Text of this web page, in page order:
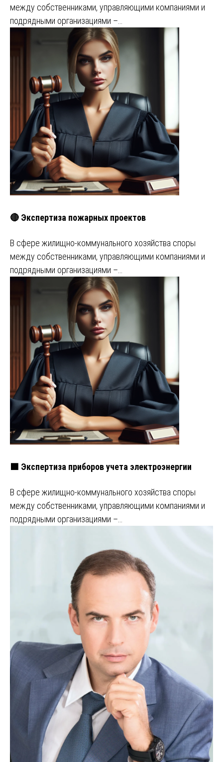
между собственниками, управляющими компаниями и
подрядными организациями –…
🔴 Экспертиза пожарных проектов
В сфере жилищно-коммунального хозяйства споры
между собственниками, управляющими компаниями и
подрядными организациями –…
🟩 Экспертиза приборов учета электроэнергии
В сфере жилищно-коммунального хозяйства споры
между собственниками, управляющими компаниями и
подрядными организациями –…